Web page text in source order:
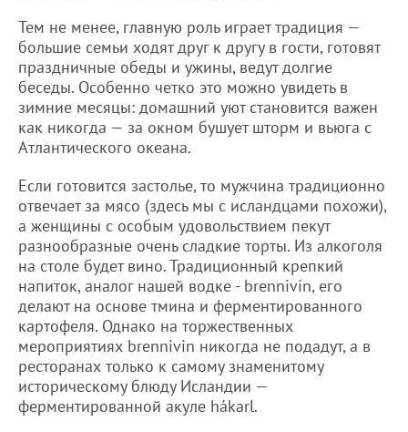
Тем не менее, главную роль играет традиция —
большие семьи ходят друг к другу в гости, готовят
праздничные обеды и ужины, ведут долгие
беседы. Особенно четко это можно увидеть в
зимние месяцы: домашний уют становится важен
как никогда — за окном бушует шторм и вьюга с
Атлантического океана.
Если готовится застолье, то мужчина традиционно
отвечает за мясо (здесь мы с исландцами похожи),
а женщины с особым удовольствием пекут
разнообразные очень сладкие торты. Из алкоголя
на столе будет вино. Традиционный крепкий
напиток, аналог нашей водке - brennivin, его
делают на основе тмина и ферментированного
картофеля. Однако на торжественных
мероприятиях brennivin никогда не подадут, а в
ресторанах только к самому знаменитому
историческому блюду Исландии —
ферментированной акуле hákarl.